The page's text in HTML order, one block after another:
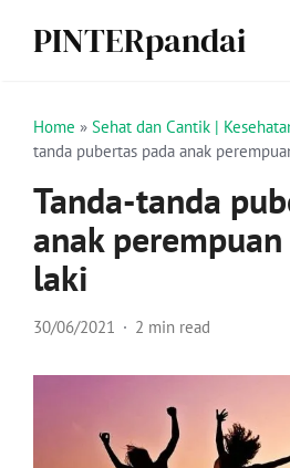
PINTERpandai
Home » Sehat dan Cantik |
tanda pubertas pada anak
Tanda-tanda
anak
laki
30/06/2021 2 min read